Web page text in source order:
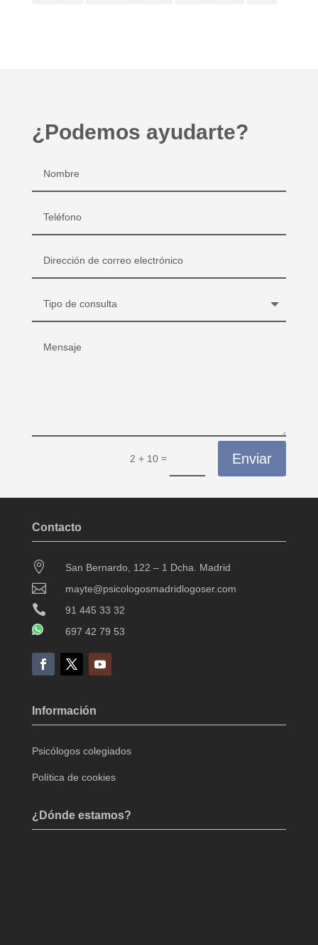
¿Podemos ayudarte?
2 + 10 = Enviar
Contacto
 San Bernardo, 122 – 1 Dcha. Madrid
 mayte@psicologosmadridlogoser.com

91 445 33 32
697 42 79 53
Información
Psicólogos colegiados
Política de cookies
¿Dónde estamos?